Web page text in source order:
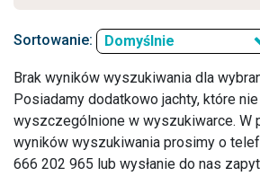
Sortowanie: Domyślnie
Brak wyników wyszukiwania dla
Posiadamy dodatkowo jachty, które
wyszczególnione w wyszukiwarce. W
wyników wyszukiwania prosimy o
666 202 965 lub wysłanie do nas